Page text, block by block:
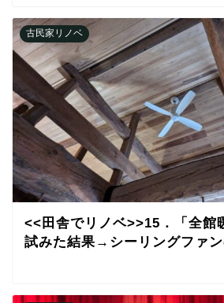
古民家リノベ
<<田舎でリノベ>>15．「全館
試みた結果→シーリングファ